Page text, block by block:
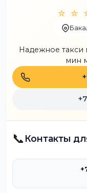
☆ ☆
Надежное такси
мин
📞 Контакты